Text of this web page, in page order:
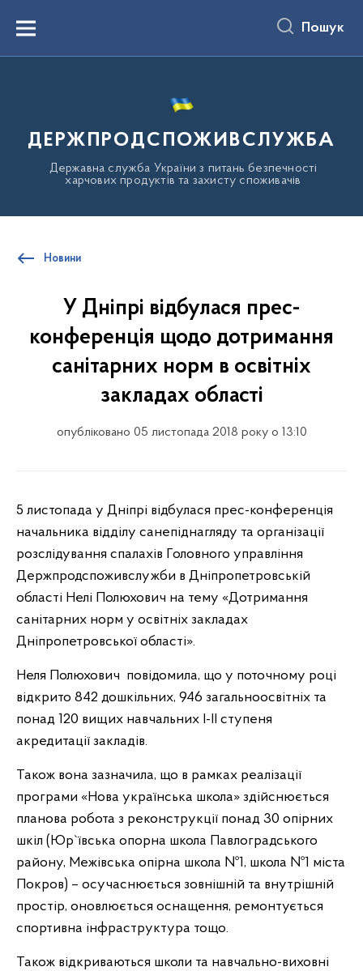
вмістуMenu Пошук
ДЕРЖПРОДСПОЖИВСЛУЖБА
Державна служба України з питань безпечності
харчових продуктів та захисту споживачів
Новини
У Дніпрі відбулася прес-
конференція щодо дотримання
санітарних норм в освітніх
закладах області
опубліковано 05 листопада 2018 року о 13:10
5 листопада у Дніпрі відбулася прес-конференція
начальника відділу санепіднагляду та організації
розслідування спалахів Головного управління
Держпродспоживслужби в Дніпропетровській
області Нелі Полюхович на тему «Дотримання
санітарних норм у освітніх закладах
Дніпропетровської області».
Неля Полюхович повідомила, що у поточному році
відкрито 842 дошкільних, 946 загальноосвітніх та
понад 120 вищих навчальних І-ІІ ступеня
акредитації закладів.
Також вона зазначила, що в рамках реалізації
програми «Нова українська школа» здійснюється
планова робота з реконструкції понад 30 опірних
шкіл (Юр`ївська опорна школа Павлоградського
району, Межівська опірна школа №1, школа №1 міста
Покров) – осучаснюється зовнішній та внутрішній
простір, оновлюється оснащення, ремонтується
спортивна інфраструктура тощо.
Також відкриваються школи та навчально-виховні